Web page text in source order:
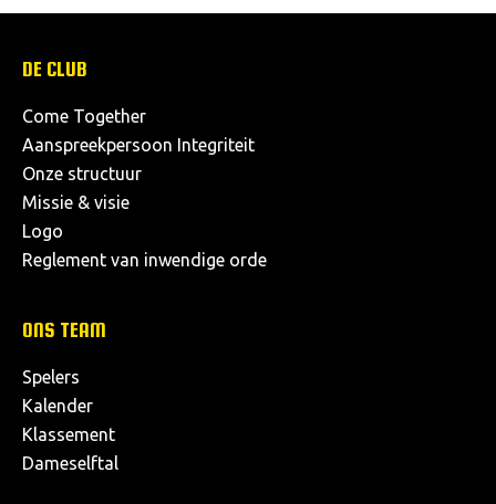
DE CLUB
Come Together
Aanspreekpersoon Integriteit
Onze structuur
Missie & visie
Logo
Reglement van inwendige orde
ONS TEAM
Spelers
Kalender
Klassement
Dameselftal